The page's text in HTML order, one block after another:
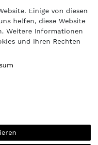
Einige von diesen
helfen, diese Website
Weitere Informationen
und Ihren Rechten